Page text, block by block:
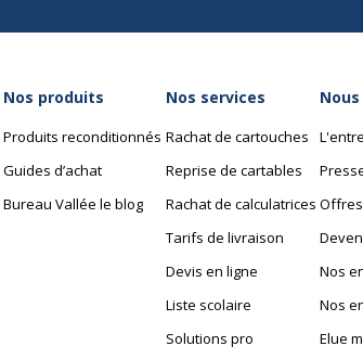
Nos produits
Produits reconditionnés
Guides d’achat
Bureau Vallée le blog
Nos services
Rachat de cartouches
Reprise de cartables
Rachat de calculatrices
Tarifs de livraison
Devis en ligne
Liste scolaire
Solutions pro
Offres
Nos
Nos
Elue